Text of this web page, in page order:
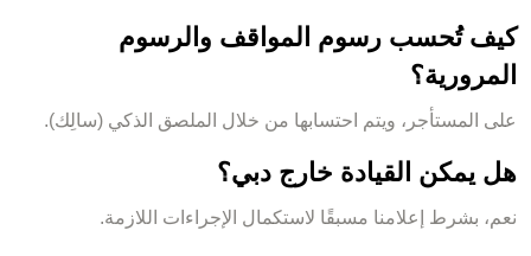
كيف تُحسب رسوم المواقف والرسوم
المرورية؟
على المستأجر، ويتم احتسابها من خلال الملصق الذكي (سالِك).
هل يمكن القيادة خارج دبي؟
نعم، بشرط إعلامنا مسبقًا لاستكمال الإجراءات اللازمة.